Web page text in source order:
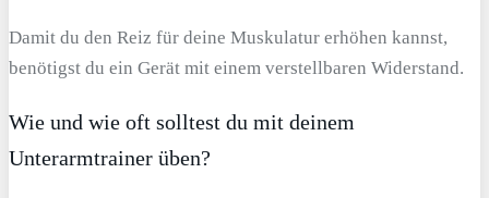
Damit du den Reiz für deine Muskulatur erhöhen kannst,
benötigst du ein Gerät mit einem verstellbaren Widerstand.
Wie und wie oft solltest du mit deinem
Unterarmtrainer üben?